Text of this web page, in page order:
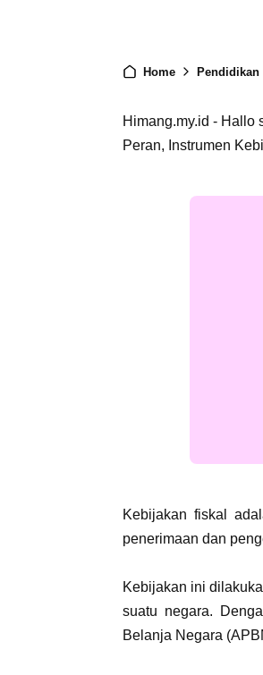
Home Pendidikan
Himang.my.id - Hallo
Peran, Instrumen
Kebijakan fiskal
penerimaan dan
Kebijakan ini
suatu negara.
Belanja Negara